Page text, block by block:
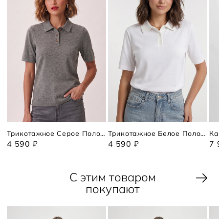
Трикотажное Серое Поло Коротким Рукавом
4 590 ₽
Трикотажное Белое Поло С Коротким Рукавом
4 590 ₽ 7
С этим товаром
покупают